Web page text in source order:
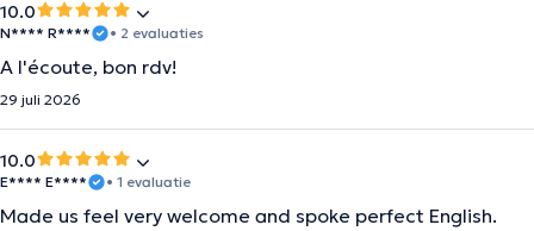
10.0
N**** R**** • 2 evaluaties
A l'écoute, bon rdv!
29 juli 2026
10.0
E**** E**** • 1 evaluatie
Made us feel very welcome and spoke perfect English.